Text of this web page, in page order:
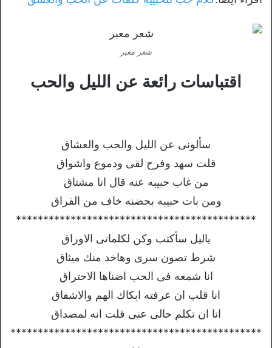
شعر معبر
اقتباسات رائعة عن الليل والحب
سألونى عن الليل والحب والعشاق
قلت سهد وفرح لقى ودموع واشواق
من غاب حبيبه عنه قال انا مشتاق
ومن بات حبيبه بحضنه خاف من الفراق
********************************************
ياليل سأكتب وكن لكلماتى الاوراق
شرط تصون سرى وهاخد منك ميثاق
انا شمعه فى الحب اضناها الاحتراق
انا قلب ان عرفته ابكاك الهم والاشفاق
انا ان تكلم حالى عنى قلت انه لمصداق
**********************************************